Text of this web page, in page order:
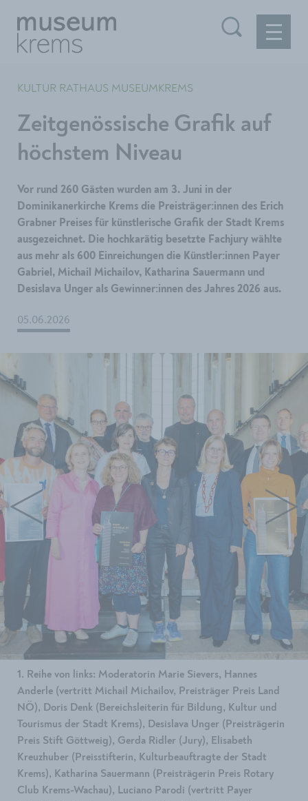
KULTUR RATHAUS MUSEUMKREMS
Zeitgenössische Grafik auf
höchstem Niveau
Vor rund 260 Gästen wurden am 3. Juni in der
Dominikanerkirche Krems die Preisträger:innen des Erich
Grabner Preises für künstlerische Grafik der Stadt Krems
ausgezeichnet. Die hochkarätig besetzte Fachjury wählte
aus mehr als 600 Einreichungen die Künstler:innen Payer
Gabriel, Michail Michailov, Katharina Sauermann und
Desislava Unger als Gewinner:innen des Jahres 2026 aus.
05.06.2026
1. Reihe von links: Moderatorin Marie Sievers, Hannes
Anderle (vertritt Michail Michailov, Preisträger Preis Land
NÖ), Doris Denk (Bereichsleiterin für Bildung, Kultur und
Tourismus der Stadt Krems), Desislava Unger (Preisträgerin
Preis Stift Göttweig), Gerda Ridler (Jury), Elisabeth
Kreuzhuber (Preisstifterin, Kulturbeauftragte der Stadt
Krems), Katharina Sauermann (Preisträgerin Preis Rotary
Club Krems-Wachau), Luciano Parodi (vertritt Payer